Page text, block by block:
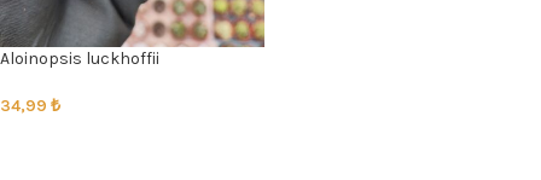
Aloinopsis luckhoffii
34,99 ₺